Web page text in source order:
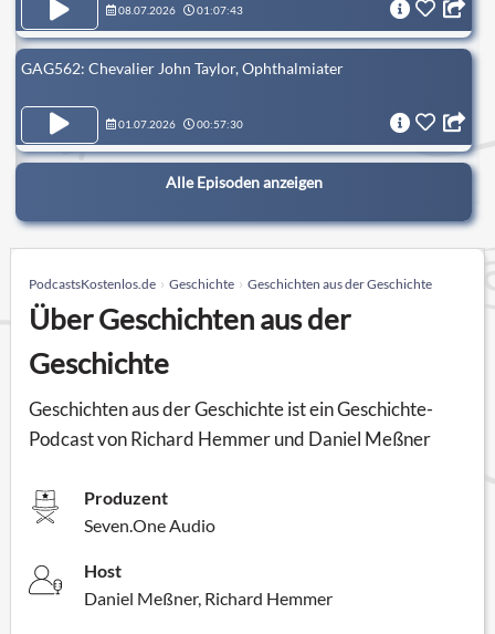
08.07.2026 01:07:43
GAG562: Chevalier John Taylor, Ophthalmiater
01.07.2026 00:57:30
Alle Episoden anzeigen
PodcastsKostenlos.de Geschichte Geschichten aus der Geschichte
Über Geschichten aus der
Geschichte
Geschichten aus der Geschichte ist ein Geschichte-
Podcast von Richard Hemmer und Daniel Meßner
Produzent
Seven.One Audio
Host
Daniel Meßner, Richard Hemmer